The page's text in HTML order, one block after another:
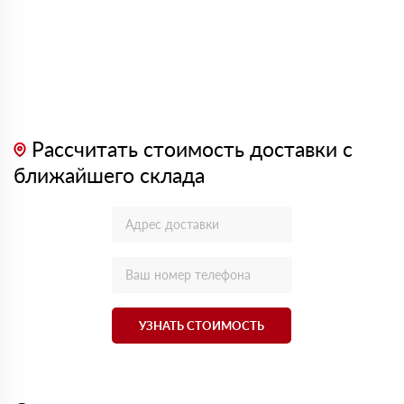
Рассчитать стоимость доставки с
ближайшего склада
УЗНАТЬ СТОИМОСТЬ